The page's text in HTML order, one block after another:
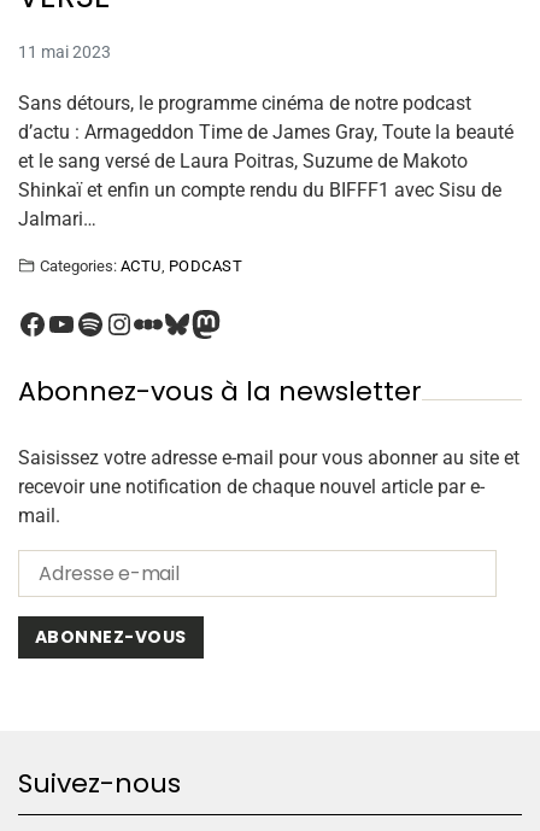
11 mai 2023
Sans détours, le programme cinéma de notre podcast
d’actu : Armageddon Time de James Gray, Toute la beauté
et le sang versé de Laura Poitras, Suzume de Makoto
Shinkaï et enfin un compte rendu du BIFFF1 avec Sisu de
Jalmari…
Categories: ACTU PODCAST
Abonnez-vous à la newsletter
Saisissez votre adresse e-mail pour vous abonner au site et
recevoir une notification de chaque nouvel article par e-
mail.
ABONNEZ-VOUS
Suivez-nous